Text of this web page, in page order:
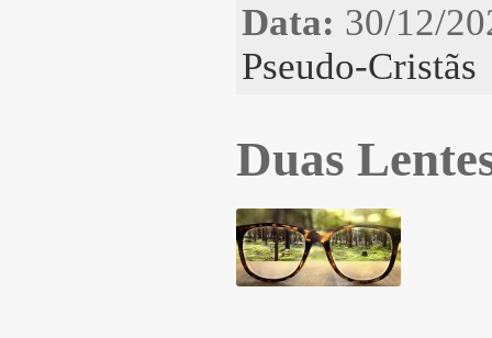
Data: 30/12/
Pseudo-Cristãs
Duas